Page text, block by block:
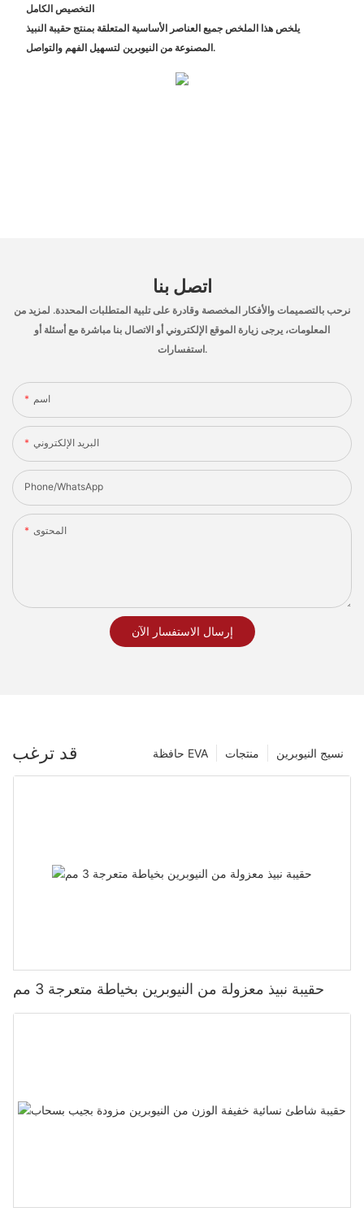
التخصيص الكامل
يلخص هذا الملخص جميع العناصر الأساسية المتعلقة بمنتج حقيبة النبيذ
المصنوعة من النيوبرين لتسهيل الفهم والتواصل.
اتصل بنا
نرحب بالتصميمات والأفكار المخصصة وقادرة على تلبية المتطلبات المحددة. لمزيد من
المعلومات، يرجى زيارة الموقع الإلكتروني أو الاتصال بنا مباشرة مع أسئلة أو
استفسارات.
اسم
البريد الإلكتروني
Phone/whatsApp
المحتوى
إرسال الاستفسار الآن
قد ترغب نسيج النيوبرين منتجات حافظة EVA
حقيبة نبيذ معزولة من النيوبرين بخياطة متعرجة 3 مم